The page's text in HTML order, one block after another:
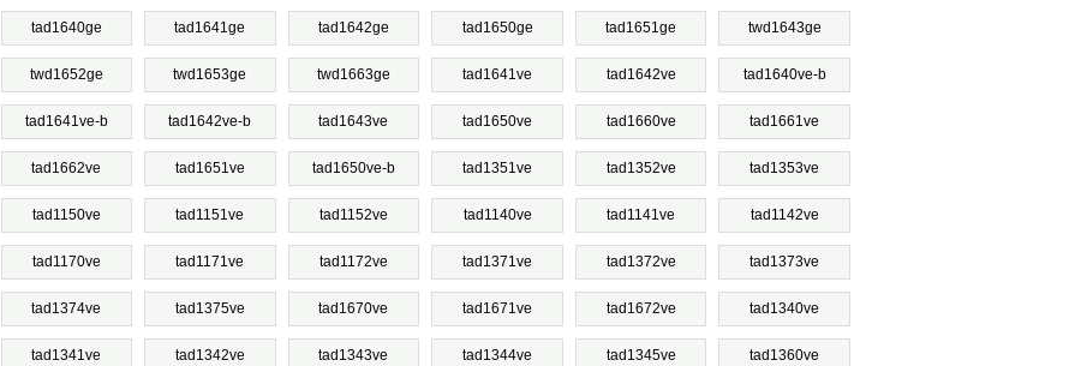
tad1640ge tad1641ge tad1642ge tad1650ge tad1651ge twd1643ge
twd1652ge twd1653ge twd1663ge tad1641ve tad1642ve tad1640ve-b
tad1641ve-b tad1642ve-b tad1643ve tad1650ve tad1660ve tad1661ve
tad1662ve tad1651ve tad1650ve-b tad1351ve tad1352ve tad1353ve
tad1150ve tad1151ve tad1152ve tad1140ve tad1141ve tad1142ve
tad1170ve tad1171ve tad1172ve tad1371ve tad1372ve tad1373ve
tad1374ve tad1375ve tad1670ve tad1671ve tad1672ve tad1340ve
tad1341ve tad1342ve tad1343ve tad1344ve tad1345ve tad1360ve